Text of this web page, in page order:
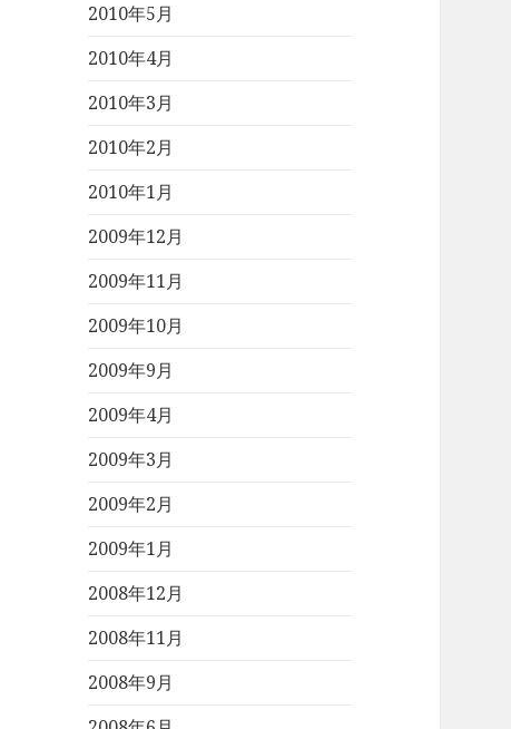
2010年5月
2010年4月
2010年3月
2010年2月
2010年1月
2009年12月
2009年11月
2009年10月
2009年9月
2009年4月
2009年3月
2009年2月
2009年1月
2008年12月
2008年11月
2008年9月